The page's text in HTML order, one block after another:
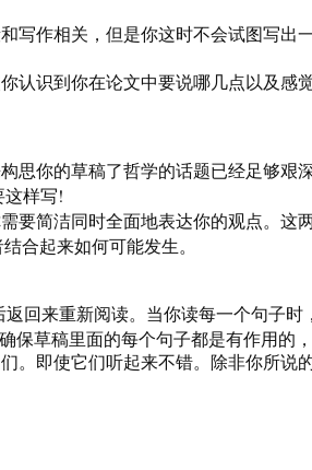
作相关，但是你这时不会试图写出
识到你在论文中要说哪几点以及感
你的草稿了哲学的话题已经足够艰
这样写!
简洁同时全面地表达你的观点。这
合起来如何可能发生。
返回来重新阅读。当你读每一个句子时
保草稿里面的每个句子都是有作用的
即使它们听起来不错。除非你所说